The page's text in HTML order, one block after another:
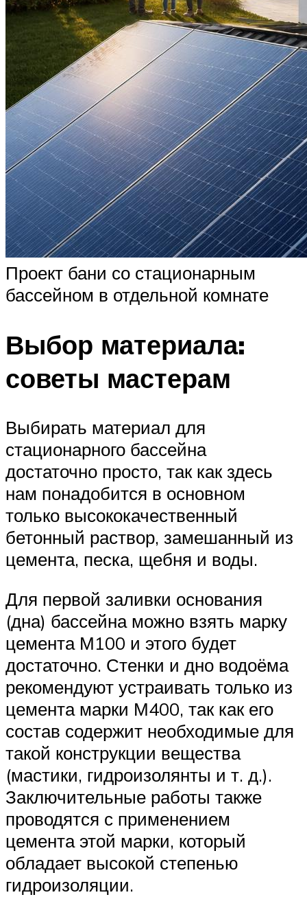
Проект бани со стационарным
бассейном в отдельной комнате
Выбор материала:
советы мастерам
Выбирать материал для
стационарного бассейна
достаточно просто, так как здесь
нам понадобится в основном
только высококачественный
бетонный раствор, замешанный из
цемента, песка, щебня и воды.
Для первой заливки основания
(дна) бассейна можно взять марку
цемента М100 и этого будет
достаточно. Стенки и дно водоёма
рекомендуют устраивать только из
цемента марки М400, так как его
состав содержит необходимые для
такой конструкции вещества
(мастики, гидроизолянты и т. д.).
Заключительные работы также
проводятся с применением
цемента этой марки, который
обладает высокой степенью
гидроизоляции.